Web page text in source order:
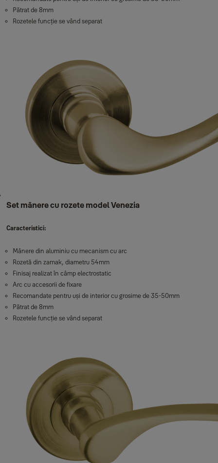
Pătrat de 8mm
Rozetele funcție se vând separat
Set mânere cu rozete model Venezia
Caracteristici:
Mânere din aluminiu cu mecanism cu arc
Rozetă din zamak, diametru 54mm
Finisaj realizat în câmp electrostatic
Arc cu accesorii de fixare
Recomandate pentru uși de interior cu grosime de 35-50mm
Pătrat de 8mm
Rozetele funcție se vând separat